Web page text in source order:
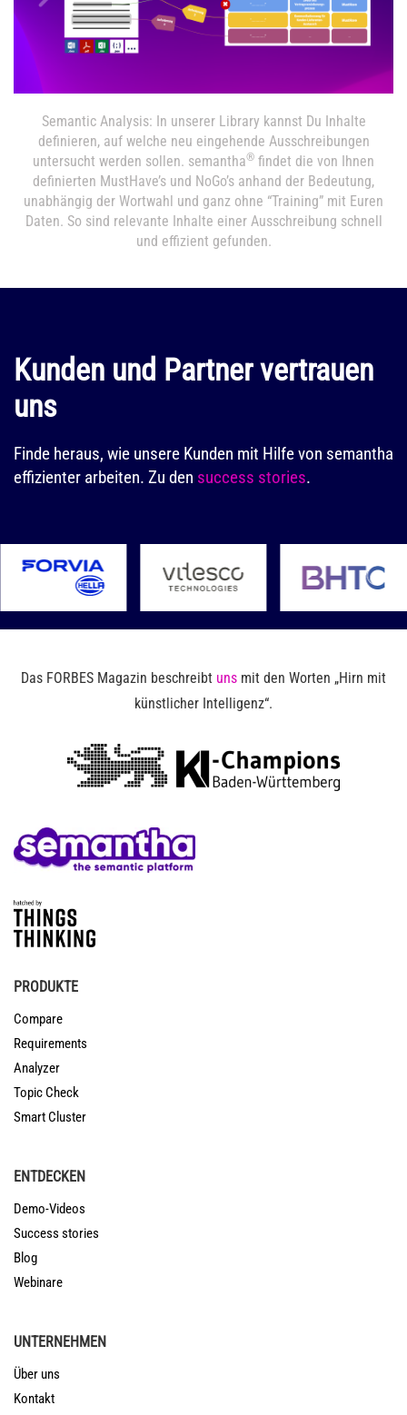
Semantic Analysis: In unserer Library kannst Du Inhalte
definieren, auf welche neu eingehende Ausschreibungen
untersucht werden sollen. semantha® findet die von Ihnen
definierten MustHave’s und NoGo’s anhand der Bedeutung,
unabhängig der Wortwahl und ganz ohne “Training” mit Euren
Daten. So sind relevante Inhalte einer Ausschreibung schnell
und effizient gefunden.
Kunden und Partner vertrauen
uns
Finde heraus, wie unsere Kunden mit Hilfe von semantha
effizienter arbeiten. Zu den success stories.
Das FORBES Magazin beschreibt uns mit den Worten „Hirn mit
künstlicher Intelligenz“.
PRODUKTE
Compare
Requirements
Analyzer
Topic Check
Smart Cluster
ENTDECKEN
Demo-Videos
Success stories
Blog
Webinare
UNTERNEHMEN
Über uns
Kontakt